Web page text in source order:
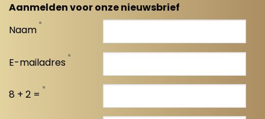
Aanmelden voor onze nieuwsbrief
Naam *
E-mailadres *
8 + 2 = *